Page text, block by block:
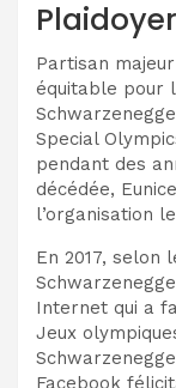
Partisan
équitable pour
Special
pendant des
décédée,
l’organisation
En 2017, selon
Internet qui a
Jeux
Facebook